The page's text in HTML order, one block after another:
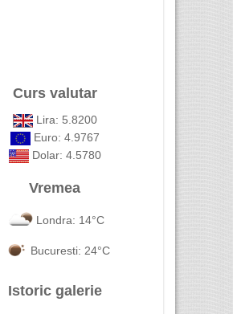
Curs valutar
Lira: 5.8200
Euro: 4.9767
Dolar: 4.5780
Vremea
Londra: 14°C
Bucuresti: 24°C
Istoric galerie